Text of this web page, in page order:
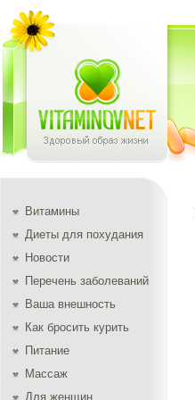
Витамины
Диеты для похудания
Новости
Перечень заболеваний
Ваша внешность
Как бросить курить
Питание
Массаж
Для женщин